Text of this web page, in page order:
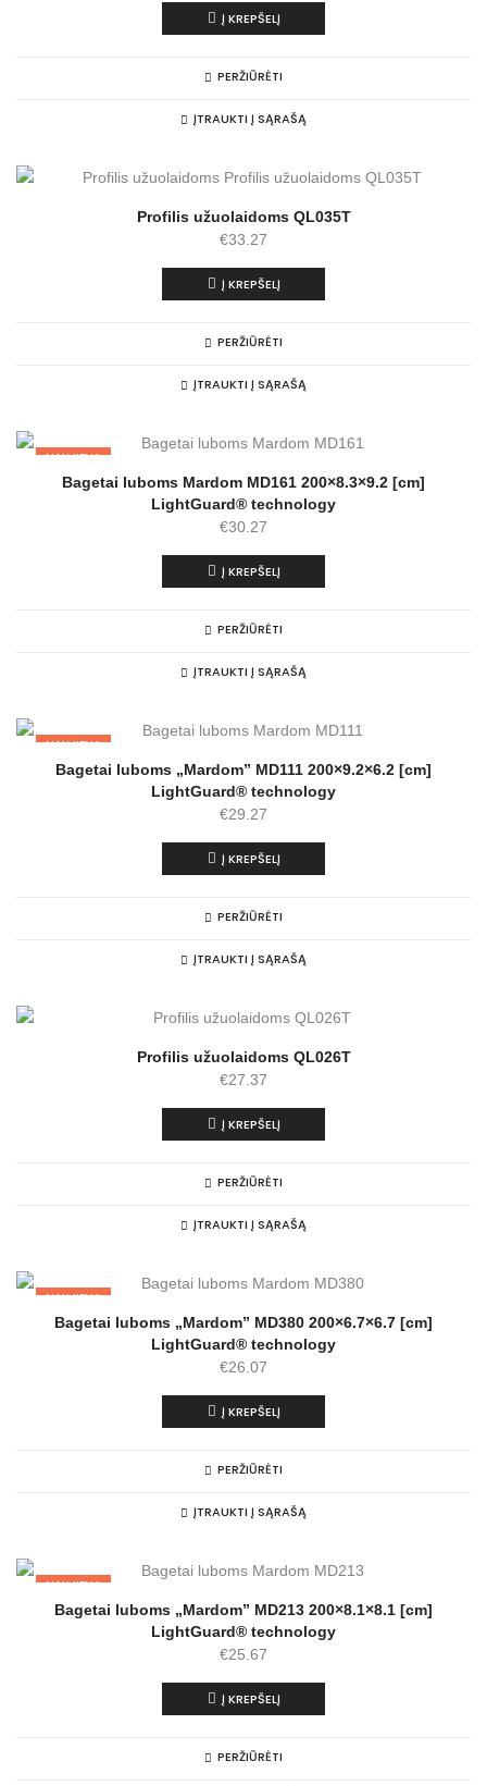
Į KREPŠELĮ
PERŽIŪRĖTI
ĮTRAUKTI Į SĄRAŠĄ
Profilis užuolaidoms QL035T
€33.27
Į KREPŠELĮ
PERŽIŪRĖTI
ĮTRAUKTI Į SĄRAŠĄ
NAUJIENA
Bagetai luboms Mardom MD161 200×8.3×9.2 [cm]
LightGuard® technology
€30.27
Į KREPŠELĮ
PERŽIŪRĖTI
ĮTRAUKTI Į SĄRAŠĄ
NAUJIENA
Bagetai luboms „Mardom” MD111 200×9.2×6.2 [cm]
LightGuard® technology
€29.27
Į KREPŠELĮ
PERŽIŪRĖTI
ĮTRAUKTI Į SĄRAŠĄ
Profilis užuolaidoms QL026T
€27.37
Į KREPŠELĮ
PERŽIŪRĖTI
ĮTRAUKTI Į SĄRAŠĄ
NAUJIENA
Bagetai luboms „Mardom” MD380 200×6.7×6.7 [cm]
LightGuard® technology
€26.07
Į KREPŠELĮ
PERŽIŪRĖTI
ĮTRAUKTI Į SĄRAŠĄ
NAUJIENA
Bagetai luboms „Mardom” MD213 200×8.1×8.1 [cm]
LightGuard® technology
€25.67
Į KREPŠELĮ
PERŽIŪRĖTI